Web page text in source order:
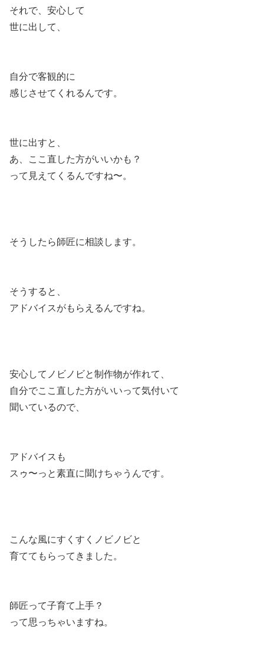
それで、安心して
世に出して、
自分で客観的に
感じさせてくれるんです。
世に出すと、
あ、ここ直した方がいいかも？
って見えてくるんですね〜。
そうしたら師匠に相談します。
そうすると、
アドバイスがもらえるんですね。
安心してノビノビと制作物が作れて、
自分でここ直した方がいいって気付いて
聞いているので、
アドバイスも
スゥ〜っと素直に聞けちゃうんです。
こんな風にすくすくノビノビと
育ててもらってきました。
師匠って子育て上手？
って思っちゃいますね。